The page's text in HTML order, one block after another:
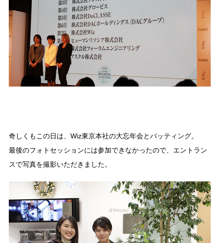
奇しくもこの日は、Wiz東京本社の大忘年会とバッティング。
最後のフォトセッションには参加できなかったので、エントラン
スで写真を撮影いただきました。